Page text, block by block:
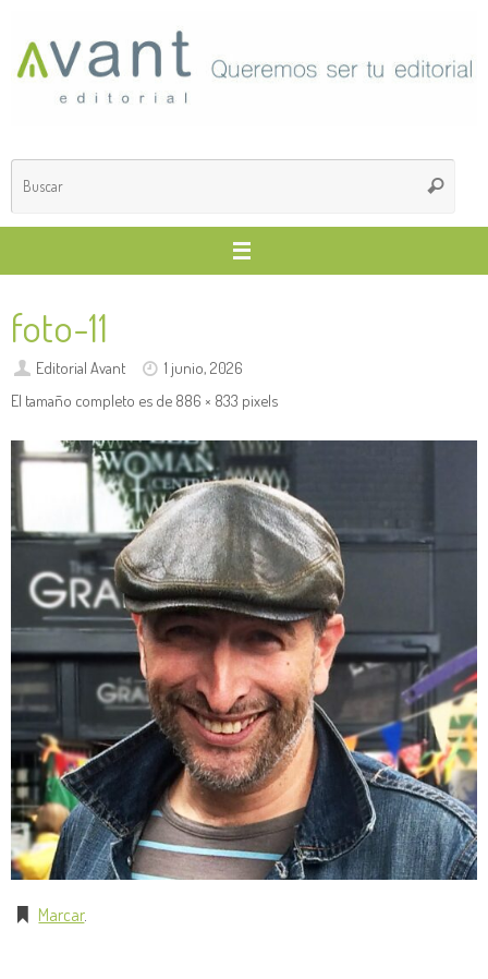
contenido
Buscar
foto-11
Editorial Avant
1 junio, 2026
El tamaño completo es de 886 × 833 pixels
Marcar.